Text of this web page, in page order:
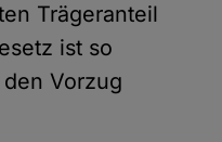
Trägeranteil
ist so
Vorzug